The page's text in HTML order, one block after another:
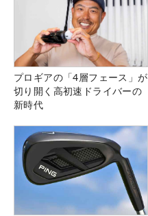
プロギアの「4層フェース」が
切り開く高初速ドライバーの
新時代